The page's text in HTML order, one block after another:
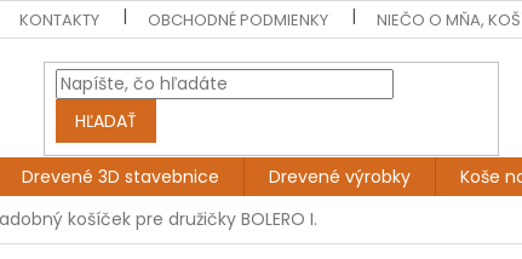
KONTAKTY OBCHODNÉ PODMIENKY NIEČO O MŇA,
HĽADAŤ
Drevené 3D stavebnice Drevené výrobky Koše
košíček pre družičky BOLERO I.